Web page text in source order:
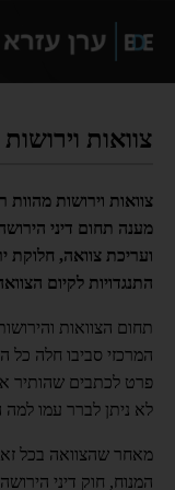
צוואות
צוואות וירושות
מענה תחום דיני
ועריכת צוואה, חלוקת
התנגדויות לקיום
תחום הצוואות
המרכזי סביבו חלה כל
פרט לכתבים שהותיר
לא ניתן לברר עמו למה
מאחר שהצוואה בכל
המנוח, חוק דיני